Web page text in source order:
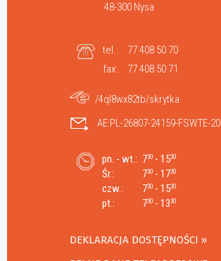
48-300 Nysa
tel.:
77 408 50 70
fax:
77 408 50 71
/4ql8wx82tb/skrytka
AE:PL-26807-24159-FSWTE-20
pn. - wt.: 730 - 1530
Śr.: 730 - 1730
czw.: 730 - 1530
pt.: 730 - 1330
DEKLARACJA DOSTĘPNOŚCI